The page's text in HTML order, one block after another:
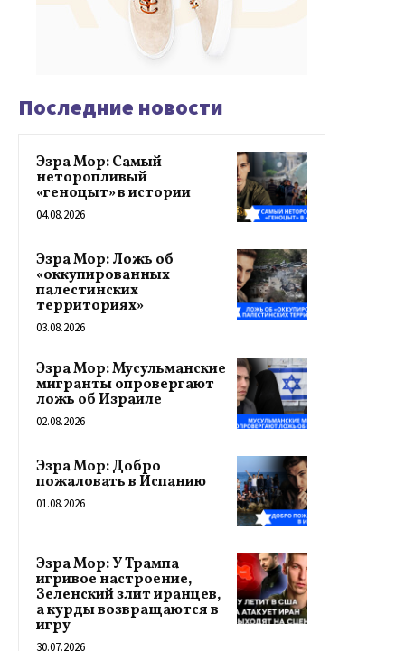
Последние новости
Эзра Мор: Самый
неторопливый
«геноцыт» в истории
04.08.2026
Эзра Мор: Ложь об
«оккупированных
палестинских
территориях»
03.08.2026
Эзра Мор: Мусульманские
мигранты опровергают
ложь об Израиле
02.08.2026
Эзра Мор: Добро
пожаловать в Испанию
01.08.2026
Эзра Мор: У Трампа
игривое настроение,
Зеленский злит иранцев,
а курды возвращаются в
игру
30.07.2026